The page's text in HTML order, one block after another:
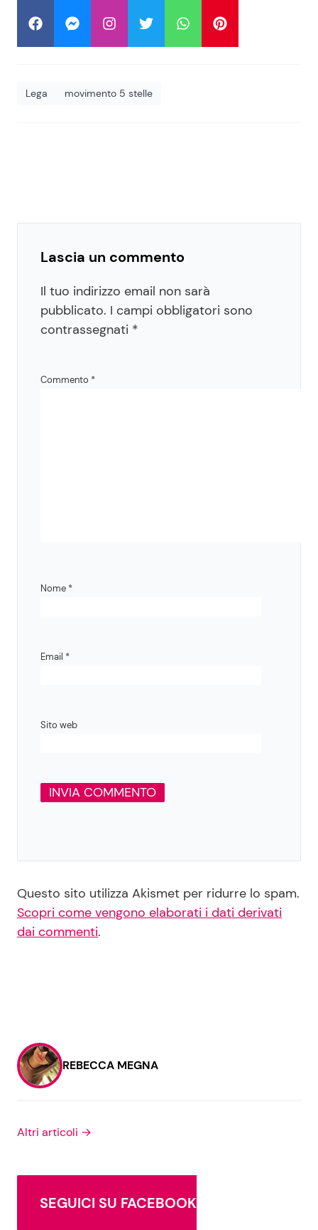
Lega movimento 5 stelle
Lascia un commento
Il tuo indirizzo email non sarà
pubblicato. I campi obbligatori sono
contrassegnati *
Commento *
Nome *
Email *
Sito web
Questo sito utilizza Akismet per ridurre lo spam.
Scopri come vengono elaborati i dati derivati
dai commenti.
REBECCA MEGNA
Altri articoli →
SEGUICI SU FACEBOOK